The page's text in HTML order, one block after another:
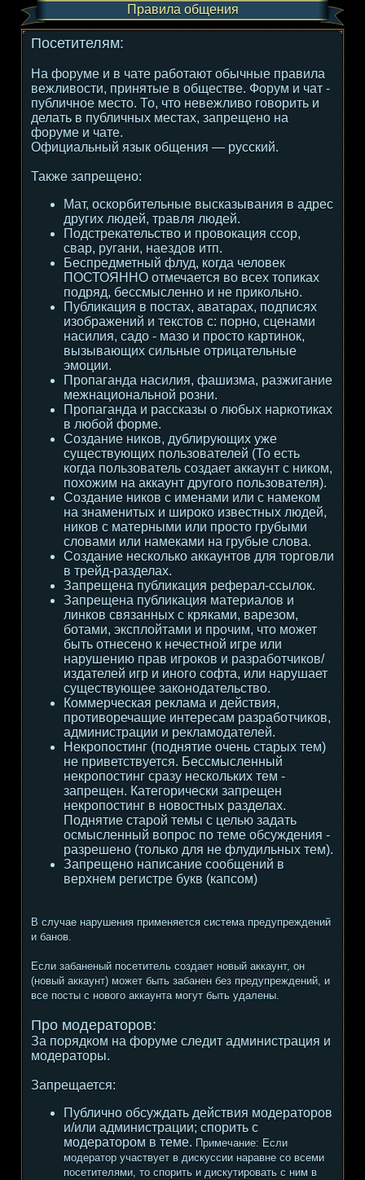
Правила общения
Посетителям:
На форуме и в чате работают обычные правила
вежливости, принятые в обществе. Форум и чат -
публичное место. То, что невежливо говорить и
делать в публичных местах, запрещено на
форуме и чате.
Официальный язык общения — русский.
Также запрещено:
Мат, оскорбительные высказывания в адрес
других людей, травля людей.
Подстрекательство и провокация ссор,
свар, ругани, наездов итп.
Беспредметный флуд, когда человек
ПОСТОЯННО отмечается во всех топиках
подряд, бессмысленно и не прикольно.
Публикация в постах, аватарах, подписях
изображений и текстов с: порно, сценами
насилия, садо - мазо и просто картинок,
вызывающих сильные отрицательные
эмоции.
Пропаганда насилия, фашизма, разжигание
межнациональной розни.
Пропаганда и рассказы о любых наркотиках
в любой форме.
Создание ников, дублирующих уже
существующих пользователей (То есть
когда пользователь создает аккаунт с ником,
похожим на аккаунт другого пользователя).
Создание ников с именами или с намеком
на знаменитых и широко известных людей,
ников с матерными или просто грубыми
словами или намеками на грубые слова.
Создание несколько аккаунтов для торговли
в трейд-разделах.
Запрещена публикация реферал-ссылок.
Запрещена публикация материалов и
линков связанных с кряками, варезом,
ботами, эксплойтами и прочим, что может
быть отнесено к нечестной игре или
нарушению прав игроков и разработчиков/
издателей игр и иного софта, или нарушает
существующее законодательство.
Коммерческая реклама и действия,
противоречащие интересам разработчиков,
администрации и рекламодателей.
Некропостинг (поднятие очень старых тем)
не приветствуется. Бессмысленный
некропостинг сразу нескольких тем -
запрещен. Категорически запрещен
некропостинг в новостных разделах.
Поднятие старой темы с целью задать
осмысленный вопрос по теме обсуждения -
разрешено (только для не флудильных тем).
Запрещено написание сообщений в
верхнем регистре букв (капсом)
В случае нарушения применяется система предупреждений
и банов.
Если забаненый посетитель создает новый аккаунт, он
(новый аккаунт) может быть забанен без предупреждений, и
все посты с нового аккаунта могут быть удалены.
Про модераторов:
За порядком на форуме следит администрация и
модераторы.
Запрещается:
Публично обсуждать действия модераторов
и/или администрации; спорить с
модератором в теме. Примечание: Если
модератор участвует в дискуссии наравне со всеми
посетителями, то спорить и дискутировать с ним в